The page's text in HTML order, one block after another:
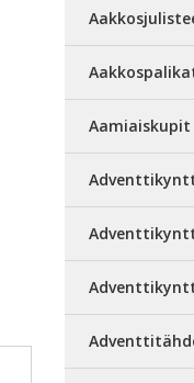
Aamiaiskupit